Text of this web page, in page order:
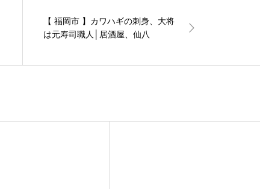
【 福岡市 】カワハギの刺身、大将
は元寿司職人│居酒屋、仙八